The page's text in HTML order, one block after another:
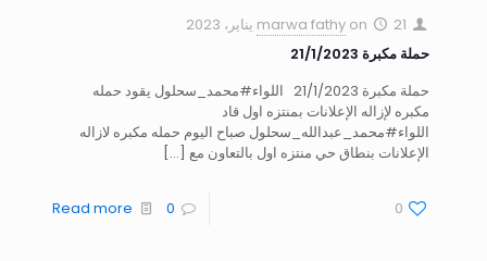
marwa fathy on
21 يناير، 2023
حملة مكبرة 21/1/2023
حملة مكبرة 21/1/2023 اللواء#محمد_سحلول يقود حمله
مكبره لإزاله الإعلانات بمنتزه اول قاد
اللواء#محمد_عبدالله_سحلول صباح اليوم حمله مكبره لازاله
الإعلانات بنطاق حي منتزه اول بالتعاون مع […]
0
0
Read more